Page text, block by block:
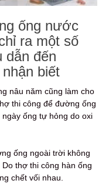
ống nước
ra một số
dẫn đến
biết
nâu năm cũng làm cho
thi công để đường ống
ống tự hỏng do oxi
ống ngoài trời không
thợ thi công hàn ống
chết vối nhau.